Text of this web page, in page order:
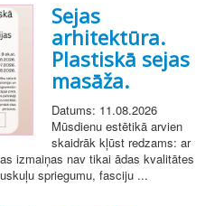
Sejas
arhitektūra.
Plastiskā sejas
masāža.
Datums: 11.08.2026
Mūsdienu estētikā arvien
skaidrāk kļūst redzams: ar
izmaiņas nav tikai ādas kvalitātes
spriegumu, fasciju ...